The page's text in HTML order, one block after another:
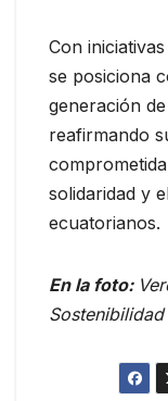
Con
se posiciona
generación
reafirmando
solidaridad y
ecuatorianos.
En la foto: